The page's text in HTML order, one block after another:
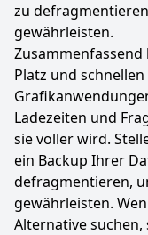
zu
gewährleisten.
Zusammenfassend
Platz und
Ladezeiten und
sie voller wird.
ein Backup Ihrer
defragmentieren,
gewährleisten.
Alternative suchen,